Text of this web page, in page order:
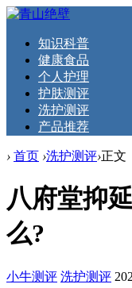
知识科普
健康食品
个人护理
护肤测评
洗护测评
产品推荐
› 首页 ›洗护测评›正文
八府堂抑
么?
小牛测评 洗护测评